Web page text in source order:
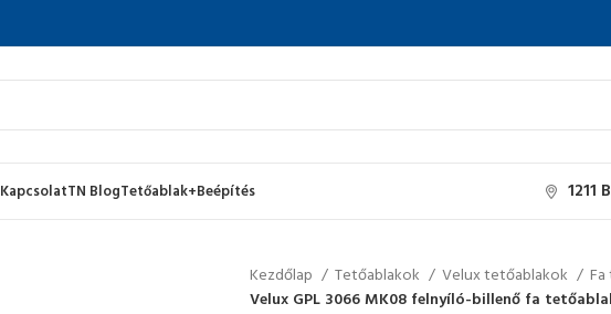
KapcsolatTN BlogTetőablak+Beépítés 1211
Kezdőlap Tetőablakok Velux tetőablakok
Velux GPL 3066 MK08 felnyíló-billenő fa